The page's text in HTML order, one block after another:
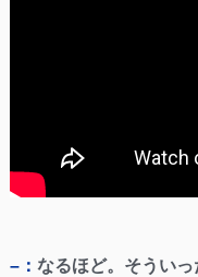
–： なるほど。そういっ